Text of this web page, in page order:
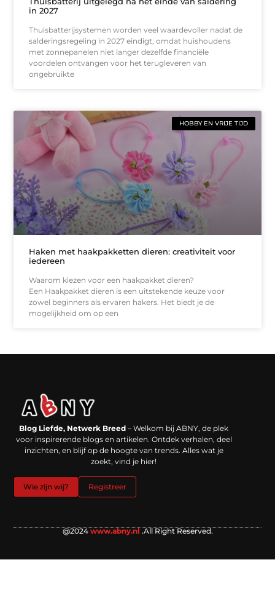
in 2027
Thuisbatterijsystemen worden veel waardevoller nadat de
salderingsregeling in 2027 eindigt, omdat huishoudens
met zonnepanelen niet langer dezelfde financiële
voordelen ontvangen voor het terugleveren van
ongebruikte
HOBBY EN VRIJE TIJD
Haken met haakpakketten dieren: creativiteit voor
iedereen
Waarom kiezen voor een haakpakket dieren?
Een Haakpakket dieren is een uitstekende keuze voor
zowel beginners als ervaren hakers. Het biedt je de
mogelijkheid om op een
Blog Liefde, Netwerk Breed – Welkom bij ABNY, de plek
voor inspirerende blogs en artikelen. Ontdek verhalen, deel
inzichten, en blijf op de hoogte van trends. Alles wat je
zoekt, vind je hier!
Wie zijn wij? Registreer
@2024 www.abny.nl .All Right Reserved.